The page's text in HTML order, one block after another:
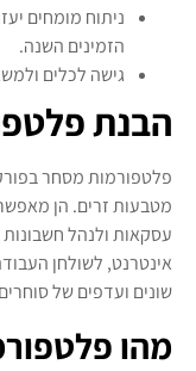
ניתוח מומחים
הזמינים השנה.
גישה לכלים
הבנת
פלטפורמות מסחר
מטבעות זרים. הן
עסקאות ולנהל
אינטרנט, לשולחן
שונים ועדפים של
מהו